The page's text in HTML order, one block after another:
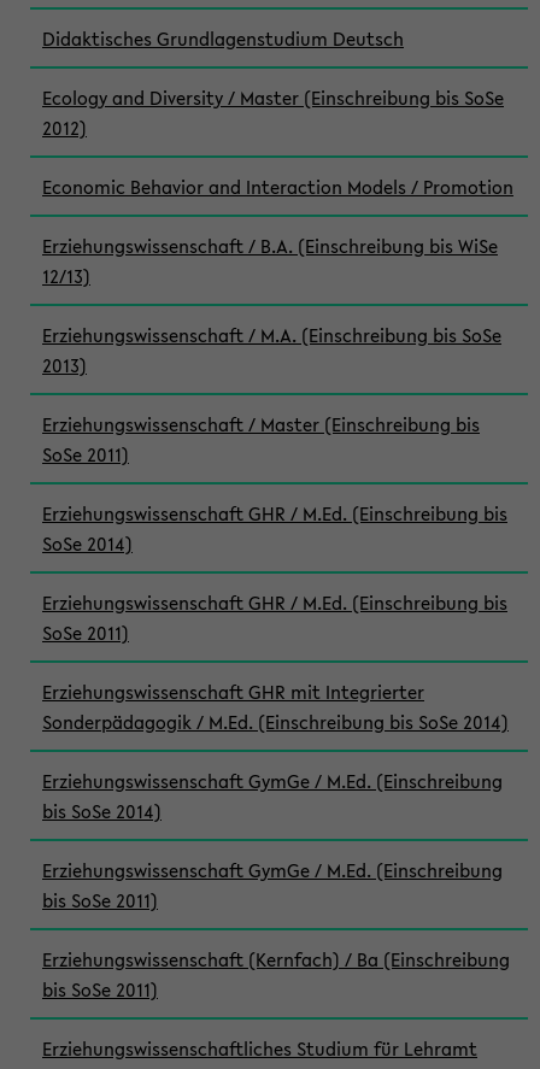
Didaktisches Grundlagenstudium Deutsch
Ecology and Diversity / Master (Einschreibung bis SoSe
2012)
Economic Behavior and Interaction Models / Promotion
Erziehungswissenschaft / B.A. (Einschreibung bis WiSe
12/13)
Erziehungswissenschaft / M.A. (Einschreibung bis SoSe
2013)
Erziehungswissenschaft / Master (Einschreibung bis
SoSe 2011)
Erziehungswissenschaft GHR / M.Ed. (Einschreibung bis
SoSe 2014)
Erziehungswissenschaft GHR / M.Ed. (Einschreibung bis
SoSe 2011)
Erziehungswissenschaft GHR mit Integrierter
Sonderpädagogik / M.Ed. (Einschreibung bis SoSe 2014)
Erziehungswissenschaft GymGe / M.Ed. (Einschreibung
bis SoSe 2014)
Erziehungswissenschaft GymGe / M.Ed. (Einschreibung
bis SoSe 2011)
Erziehungswissenschaft (Kernfach) / Ba (Einschreibung
bis SoSe 2011)
Erziehungswissenschaftliches Studium für Lehramt